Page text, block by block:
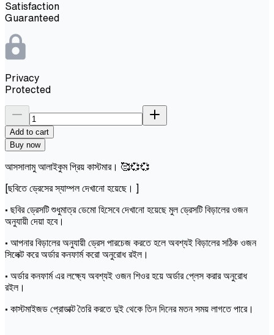
Satisfaction
Guaranteed
Privacy
Protected
Add to cart
Buy now
আসসালামু আলাইকুম প্রিয় কাস্টমার। 🥰💞💞
[ছবিতে ড্রেসের স্যাম্পল দেখানো হয়েছে। ]
• ছবির ড্রেসটি শুধুমাত্র ডেমো হিসেবে দেখানো হয়েছে মুল ড্রেসটি বিড়ালের ওজন
অনুযায়ী দেয়া হবে।
• আপনার বিড়ালের অনুযায়ী ড্রেস পারচেজ করতে হলে অবশ্যই বিড়ালের সঠিক ওজন
সিলেক্ট করে অর্ডার কনফার্ম করো অনুরোধ রইল।
• অর্ডার কনফার্ম এর লক্ষ্যে অবশ্যই ওজন শিওর হয়ে অর্ডার প্লেস করার অনুরোধ
রইল।
• কাস্টমাইজড প্রোডাক্ট তৈরি করতে দুই থেকে তিন দিনের মতন সময় লাগতে পারে।